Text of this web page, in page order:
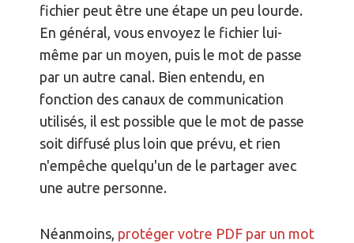
fichier peut être une étape un peu lourde.
En général, vous envoyez le fichier lui-
même par un moyen, puis le mot de passe
par un autre canal. Bien entendu, en
fonction des canaux de communication
utilisés, il est possible que le mot de passe
soit diffusé plus loin que prévu, et rien
n'empêche quelqu'un de le partager avec
une autre personne.
Néanmoins, protéger votre PDF par un mot